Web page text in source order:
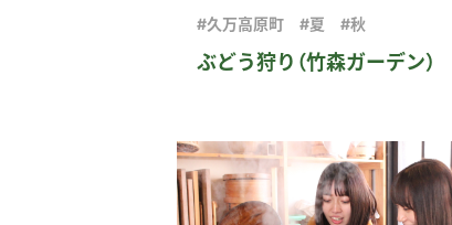
ぶどう狩り（竹森ガーデン）
#久万高原町 #夏 #秋